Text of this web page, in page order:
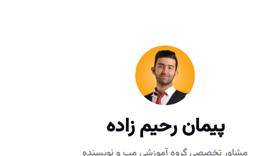
پیمان رحیم زاده